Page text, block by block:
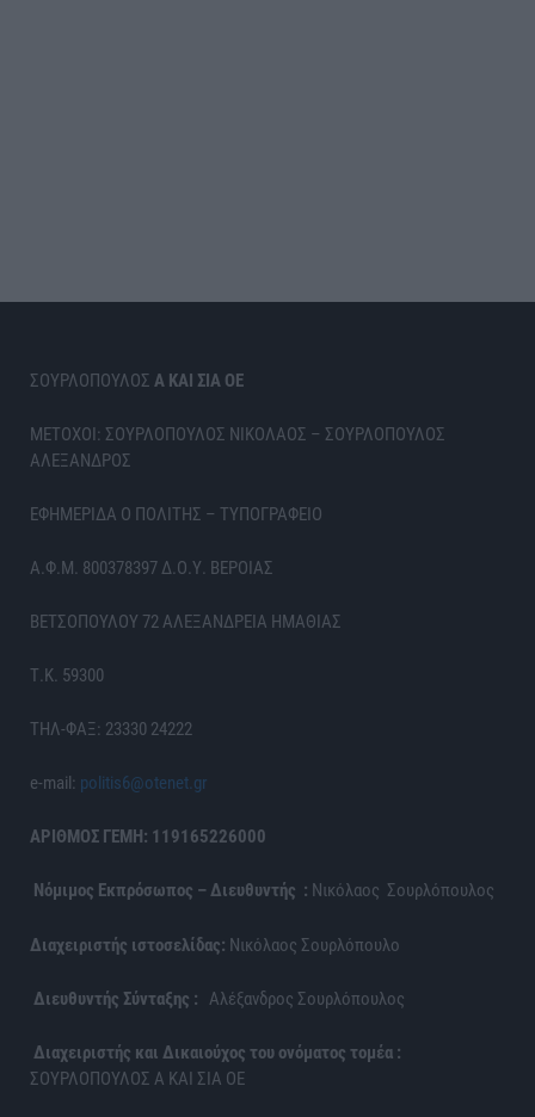
ΣΟΥΡΛΟΠΟΥΛΟΣ Α ΚΑΙ ΣΙΑ ΟΕ
ΜΕΤΟΧΟΙ: ΣΟΥΡΛΟΠΟΥΛΟΣ ΝΙΚΟΛΑΟΣ – ΣΟΥΡΛΟΠΟΥΛΟΣ
ΑΛΕΞΑΝΔΡΟΣ
ΕΦΗΜΕΡΙΔΑ Ο ΠΟΛΙΤΗΣ – ΤΥΠΟΓΡΑΦΕΙΟ
Α.Φ.Μ. 800378397 Δ.Ο.Υ. ΒΕΡΟΙΑΣ
ΒΕΤΣΟΠΟΥΛΟΥ 72 ΑΛΕΞΑΝΔΡΕΙΑ ΗΜΑΘΙΑΣ
Τ.Κ. 59300
ΤΗΛ-ΦΑΞ: 23330 24222
e-mail: politis6@otenet.gr
ΑΡΙΘΜΟΣ ΓΕΜΗ: 119165226000
Νόμιμος Εκπρόσωπος – Διευθυντής : Νικόλαος Σουρλόπουλος
Διαχειριστής ιστοσελίδας: Νικόλαος Σουρλόπουλο
Διευθυντής Σύνταξης : Αλέξανδρος Σουρλόπουλος
Διαχειριστής και Δικαιούχος του ονόματος τομέα :
ΣΟΥΡΛΟΠΟΥΛΟΣ Α ΚΑΙ ΣΙΑ ΟΕ